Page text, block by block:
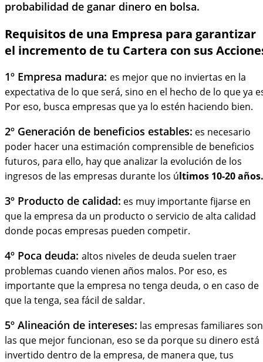
probabilidad de ganar dinero en bolsa.
Requisitos de una Empresa para garantizar
el incremento de tu Cartera con sus
1º Empresa madura: es mejor que no inviertas en la
expectativa de lo que será, sino en el hecho de lo que ya
Por eso, busca empresas que ya lo estén haciendo bien.
2º Generación de beneficios estables: es necesario
poder hacer una estimación comprensible de beneficios
futuros, para ello, hay que analizar la evolución de los
ingresos de las empresas durante los últimos 10-20 años.
3º Producto de calidad: es muy importante fijarse en
que la empresa da un producto o servicio de alta calidad
donde pocas empresas pueden competir.
4º Poca deuda: altos niveles de deuda suelen traer
problemas cuando vienen años malos. Por eso, es
importante que la empresa no tenga deuda, o en caso de
que la tenga, sea fácil de saldar.
5º Alineación de intereses: las empresas familiares son
las que mejor funcionan, eso se da porque su dinero está
invertido dentro de la empresa, de manera que, tus